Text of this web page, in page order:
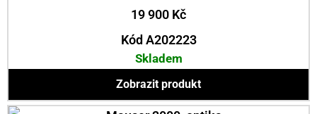
19 900 Kč
Kód A202223
Skladem
Zobrazit produkt